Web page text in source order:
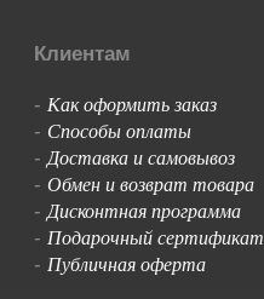
Клиентам
- Как оформить заказ
- Способы оплаты
-Доставка и самовывоз
- Обмен и возврат товара
-Дисконтная программа
- Подарочный сертификат
- Публичная оферта